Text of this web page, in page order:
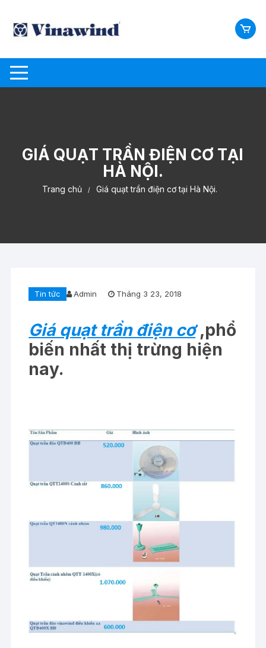
GIÁ QUẠT TRẦN ĐIỆN CƠ TẠI
HÀ NỘI.
Trang chủ Giá quạt trần điện cơ tại Hà Nội.
Tin tức Admin Tháng 3 23, 2018
Giá quạt trần điện cơ,phổ
biến nhất thị trừng hiện
nay.